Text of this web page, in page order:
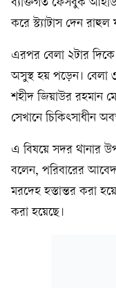
ব্যক্তিগত ফেসবুক
করে স্ট্যাটাস দেন রাহুল
এরপর বেলা ২টার দিকে
অসুস্থ হয় পড়েন। বেলা
শহীদ জিয়াউর রহমান
সেখানে চিকিৎসাধীন
এ বিষয়ে সদর থানার
বলেন, পরিবারের
মরদেহ হস্তান্তর করা
করা হয়েছে।